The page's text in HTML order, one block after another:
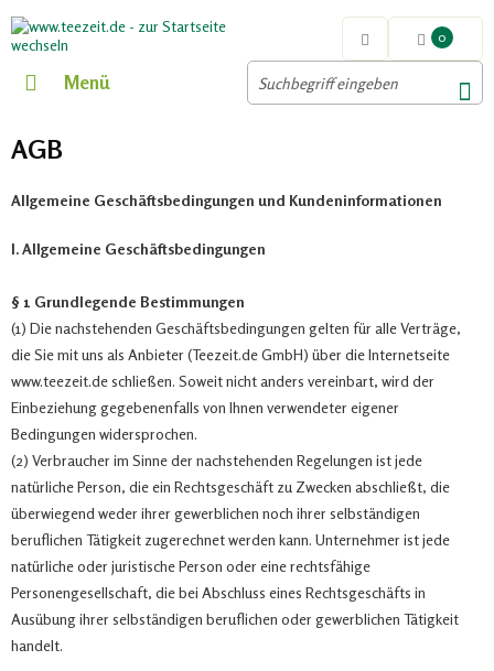
0
Menü
AGB
Allgemeine Geschäftsbedingungen und Kundeninformationen
I. Allgemeine Geschäftsbedingungen
§ 1 Grundlegende Bestimmungen
(1) Die nachstehenden Geschäftsbedingungen gelten für alle Verträge,
die Sie mit uns als Anbieter (Teezeit.de GmbH) über die Internetseite
www.teezeit.de schließen. Soweit nicht anders vereinbart, wird der
Einbeziehung gegebenenfalls von Ihnen verwendeter eigener
Bedingungen widersprochen.
(2) Verbraucher im Sinne der nachstehenden Regelungen ist jede
natürliche Person, die ein Rechtsgeschäft zu Zwecken abschließt, die
überwiegend weder ihrer gewerblichen noch ihrer selbständigen
beruflichen Tätigkeit zugerechnet werden kann. Unternehmer ist jede
natürliche oder juristische Person oder eine rechtsfähige
Personengesellschaft, die bei Abschluss eines Rechtsgeschäfts in
Ausübung ihrer selbständigen beruflichen oder gewerblichen Tätigkeit
handelt.